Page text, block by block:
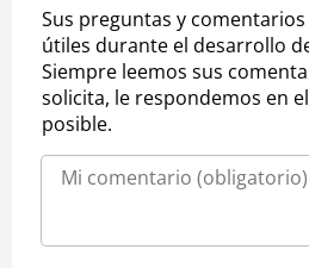
Sus preguntas y
útiles durante el desarrollo
Siempre leemos sus
solicita, le respondemos en
posible.